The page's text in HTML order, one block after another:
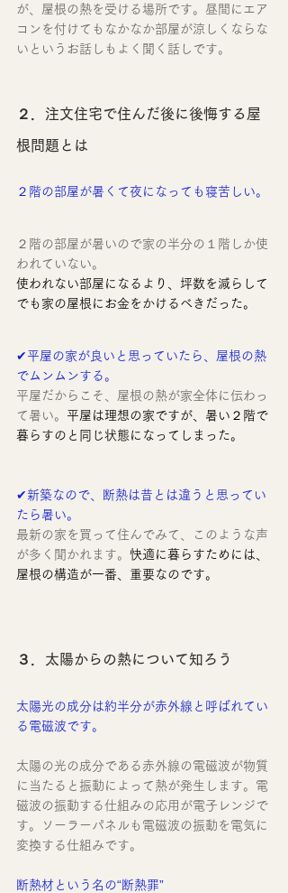
が、屋根の熱を受ける場所です。昼間にエア
コンを付けてもなかなか部屋が涼しくならな
いというお話しもよく聞く話しです。
２．注文住宅で住んだ後に後悔する屋
根問題とは
２階の部屋が暑くて夜になっても寝苦しい。
２階の部屋が暑いので家の半分の１階しか使
われていない。
使われない部屋になるより、坪数を減らして
でも家の屋根にお金をかけるべきだった。
✔平屋の家が良いと思っていたら、屋根の熱
でムンムンする。
平屋だからこそ、屋根の熱が家全体に伝わっ
て暑い。 平屋は理想の家ですが、暑い２階で
暮らすのと同じ状態になってしまった。
✔新築なので、断熱は昔とは違うと思ってい
たら暑い。
最新の家を買って住んでみて、このような声
が多く聞かれます。 快適に暮らすためには、
屋根の構造が一番、重要なのです。
３．太陽からの熱について知ろう
太陽光の成分は約半分が赤外線と呼ばれてい
る電磁波です。
太陽の光の成分である赤外線の電磁波が物質
に当たると振動によって熱が発生します。電
磁波の振動する仕組みの応用が電子レンジで
す。ソーラーパネルも電磁波の振動を電気に
変換する仕組みです。
断熱材という名の“断熱罪”